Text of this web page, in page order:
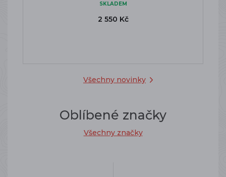
Všechny novinky
SKLADEM
2 550 Kč
Oblíbené značky
Všechny značky